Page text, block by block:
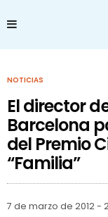
NOTICIAS
El director
Barcelona
del Premio
“Familia”
7 de marzo de 2012 -